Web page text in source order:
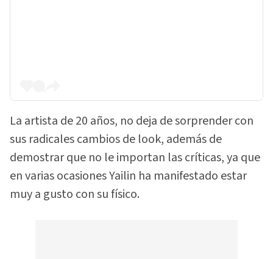
La artista de 20 años, no deja de sorprender con
sus radicales cambios de look, además de
demostrar que no le importan las críticas, ya que
en varias ocasiones Yailin ha manifestado estar
muy a gusto con su físico.